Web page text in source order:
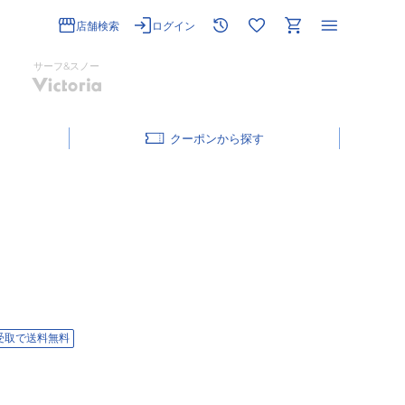
店舗検索 ログイン
サーフ&スノー
クーポン
取で送料無料